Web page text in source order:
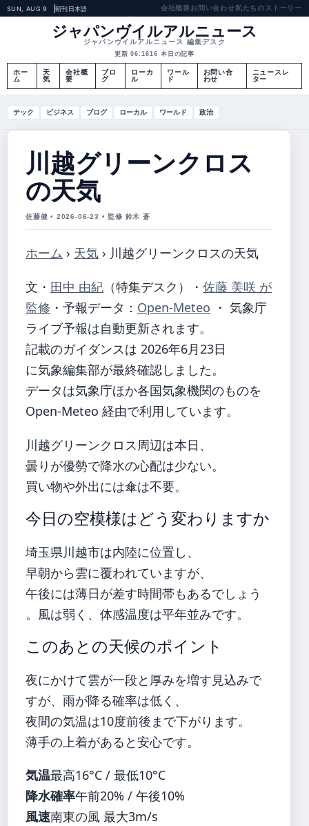
SUN, AUG 9 朝刊日本語 会社概要お問い合わせ私たちのストーリー
ジャパンヴイルアルニュース
ジャパンヴイルアルニュース 編集デスク
更新 06:1616 本日の記事
ホー
ム
天
気
会社概
要
ブロ
グ
ローカ
ル
ワール
ド
お問い合
わせ
ニュースレ
ター
テック ビジネス ブログ ローカル ワールド 政治
川越グリーンクロス
の天気
佐藤健 • 2026-06-23 • 監修 鈴木 蒼
ホーム › 天気 › 川越グリーンクロスの天気
文・ 田中 由紀 （特集デスク） ・ 佐藤 美咲 が
監修 ・ 予報データ： Open-Meteo ・ 気象庁
ライブ予報は自動更新されます。
記載のガイダンスは 2026年6月23日
に気象編集部が最終確認しました。
データは気象庁ほか各国気象機関のものを
Open-Meteo 経由で利用しています。
川越グリーンクロス周辺は本日、
曇りが優勢で降水の心配は少ない。
買い物や外出には傘は不要。
今日の空模様はどう変わりますか
埼玉県川越市は内陸に位置し、
早朝から雲に覆われていますが、
午後には薄日が差す時間帯もあるでしょう
。風は弱く、体感温度は平年並みです。
このあとの天候のポイント
夜にかけて雲が一段と厚みを増す見込みで
すが、雨が降る確率は低く、
夜間の気温は10度前後まで下がります。
薄手の上着があると安心です。
気温最高16°C / 最低10°C
降水確率午前20% / 午後10%
風速南東の風 最大3m/s